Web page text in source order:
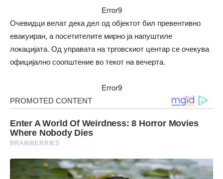
Error9
Очевидци велат дека дел од објектот бил превентивно
евакуиран, а посетителите мирно ја напуштиле
локацијата. Од управата на трговскиот центар се очекува
официјално соопштение во текот на вечерта.
Error9